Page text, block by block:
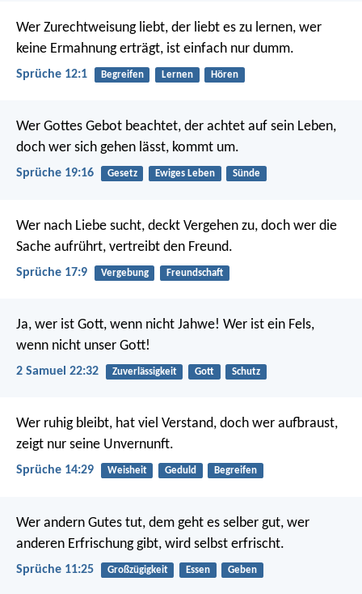
Wer Zurechtweisung liebt, der liebt es zu lernen, wer
keine Ermahnung erträgt, ist einfach nur dumm.
Sprüche 12:1 Begreifen Lernen Hören
Wer Gottes Gebot beachtet, der achtet auf sein Leben,
doch wer sich gehen lässt, kommt um.
Sprüche 19:16 Gesetz Ewiges Leben Sünde
Wer nach Liebe sucht, deckt Vergehen zu, doch wer die
Sache aufrührt, vertreibt den Freund.
Sprüche 17:9 Vergebung Freundschaft
Ja, wer ist Gott, wenn nicht Jahwe! Wer ist ein Fels,
wenn nicht unser Gott!
2 Samuel 22:32 Zuverlässigkeit Gott Schutz
Wer ruhig bleibt, hat viel Verstand, doch wer aufbraust,
zeigt nur seine Unvernunft.
Sprüche 14:29 Weisheit Geduld Begreifen
Wer andern Gutes tut, dem geht es selber gut, wer
anderen Erfrischung gibt, wird selbst erfrischt.
Sprüche 11:25 Großzügigkeit Essen Geben